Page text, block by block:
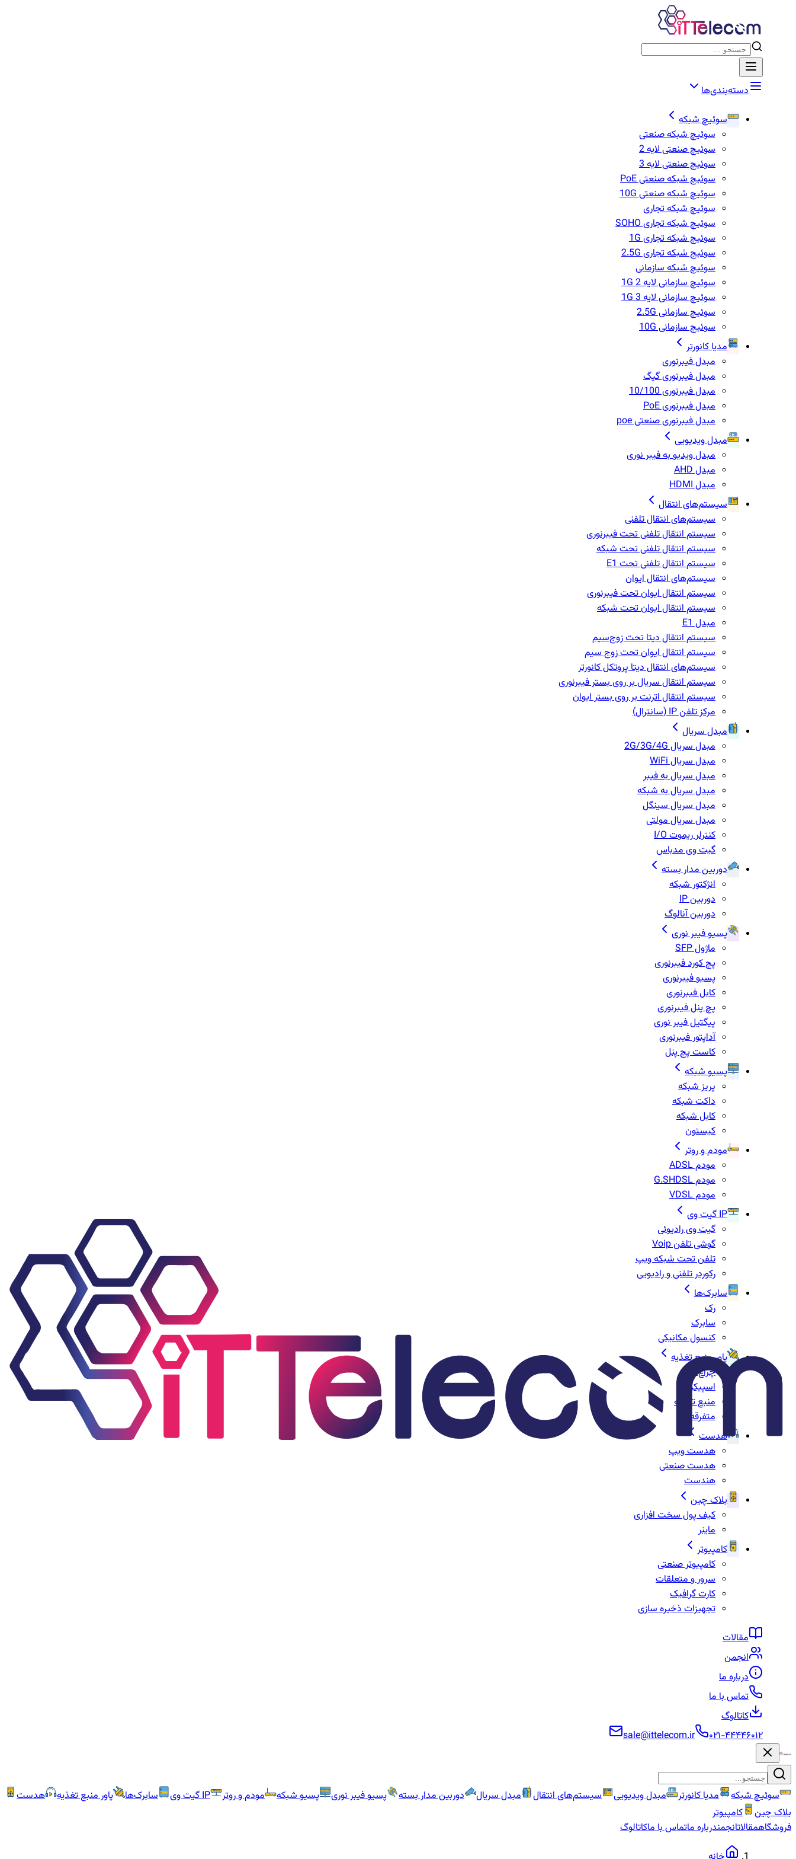
دسته‌بندی‌ها
سوئیچ شبکه
سوئیچ شبکه صنعتی
سوئیچ صنعتی لایه 2
سوئیچ صنعتی لایه 3
سوئیچ شبکه صنعتی PoE
سوئیچ شبکه صنعتی 10G
سوئیچ شبکه تجاری
سوئیچ شبکه تجاری SOHO
سوئیچ شبکه تجاری 1G
سوئیج شبکه تجاری 2.5G
سوئیچ شبکه سازمانی
سوئیچ سازمانی لایه 2 1G
سوئیچ سازمانی لایه 3 1G
سوئیچ سازمانی 2.5G
سوئیچ سازمانی 10G
مدیا کانورتر
مبدل فیبرنوری
مبدل فیبرنوری گیگ
مبدل فیبرنوری 10/100
مبدل فیبرنوری PoE
مبدل فیبرنوری صنعتی poe
مبدل ویدیویی
مبدل ویدیو به فیبر نوری
مبدل AHD
مبدل HDMI
سیستم‌های انتقال
سیستم‌های انتقال تلفنی
سیستم انتقال تلفنی تحت فیبرنوری
سیستم انتقال تلفنی تحت شبکه
سیستم انتقال تلفنی تحت E1
سیستم‌های انتقال ایوان
سیستم انتقال ایوان تحت فیبرنوری
سیستم انتقال ایوان تحت شبکه
مبدل E1
سیستم انتقال دیتا تحت زوج‌سیم
سیستم انتقال ایوان تحت زوج سیم
سیستم‌های انتقال دیتا پروتکل کانورتر
سیستم انتقال سریال بر روی بستر فیبرنوری
سیستم انتقال اترنت بر روی بستر ایوان
مرکز تلفن IP‌ (سانترال)
مبدل سریال
مبدل سریال 2G/3G/4G
مبدل سریال WiFi
مبدل سریال به فیبر
مبدل سریال به شبکه
مبدل سریال سینگل
مبدل سریال مولتی
کنترلر ریموت I/O
گیت وی مدباس
دوربین مدار بسته
انژکتور شبکه
دوربین IP
دوربین آنالوگ
پسیو فیبر نوری
ماژول SFP
پچ کورد فیبرنوری
پسیو فیبرنوری
کابل فیبرنوری
پچ پنل فیبرنوری
پیگتیل فیبر نوری
آداپتور فیبرنوری
کاست پچ پنل
پسیو شبکه
پریز شبکه
داکت شبکه
کابل شبکه
کیستون
مودم و روتر
مودم ADSL
مودم G.SHDSL
مودم VDSL
IP گیت وی
گیت وی رادیوئی
گوشی تلفن Voip
تلفن تحت شبکه ویپ
رکوردر تلفنی و رادیویی
سابرک‌ها
رک
سابرک
کنسول مکانیکی
پاور منبع تغذیه
چراغ‌ها
اسپیکر
منبع تغذیه
متفرقه
هدست
هدست ویپ
هدست صنعتی
هندست
بلاک چین
کیف پول سخت افزاری
ماینر
کامپیوتر
کامپیوتر صنعتی
سرور و متعلقات
کارت گرافیک
تجهیزات ذخیره سازی
مقالات
انجمن
درباره ما
تماس با ما
کاتالوگ
۰۲۱-۴۴۴۴۶۰۱۲
sale@ittelecom.ir
سوئیچ شبکه مدیا کانورتر مبدل ویدیویی سیستم‌های انتقال مبدل سریال دوربین مدار بسته پسیو فیبر نوری پسیو شبکه مودم و روتر IP گیت وی سابرک‌ها پاور منبع تغذیه
هدست
بلاک چین
کامپیوتر
فروشگاهمقالاتانجمندرباره ماتماس با ماکاتالوگ